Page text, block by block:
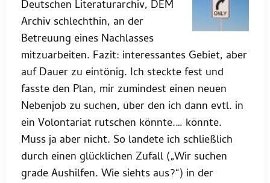
Deutschen Literaturarchiv, DEM
Archiv schlechthin, an der
Betreuung eines Nachlasses
mitzuarbeiten. Fazit: interessantes Gebiet, aber
auf Dauer zu eintönig. Ich steckte fest und
fasste den Plan, mir zumindest einen neuen
Nebenjob zu suchen, über den ich dann evtl. in
ein Volontariat rutschen könnte.… könnte.
Muss ja aber nicht. So landete ich schließlich
durch einen glücklichen Zufall („Wir suchen
grade Aushilfen. Wie siehts aus?“) in der